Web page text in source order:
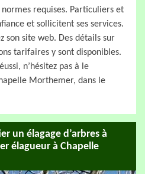
requises. Particuliers et
et sollicitent ses services.
son site web. Des détails sur
tarifaires y sont disponibles.
n’hésitez pas à le
Morthemer, dans le
un élagage d’arbres à
élagueur à Chapelle